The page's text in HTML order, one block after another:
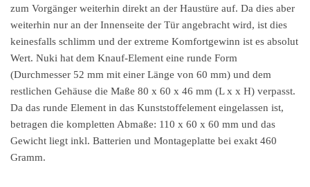
zum Vorgänger weiterhin direkt an der Haustüre auf. Da dies aber
weiterhin nur an der Innenseite der Tür angebracht wird, ist dies
keinesfalls schlimm und der extreme Komfortgewinn ist es absolut
Wert. Nuki hat dem Knauf-Element eine runde Form
(Durchmesser 52 mm mit einer Länge von 60 mm) und dem
restlichen Gehäuse die Maße 80 x 60 x 46 mm (L x x H) verpasst.
Da das runde Element in das Kunststoffelement eingelassen ist,
betragen die kompletten Abmaße: 110 x 60 x 60 mm und das
Gewicht liegt inkl. Batterien und Montageplatte bei exakt 460
Gramm.